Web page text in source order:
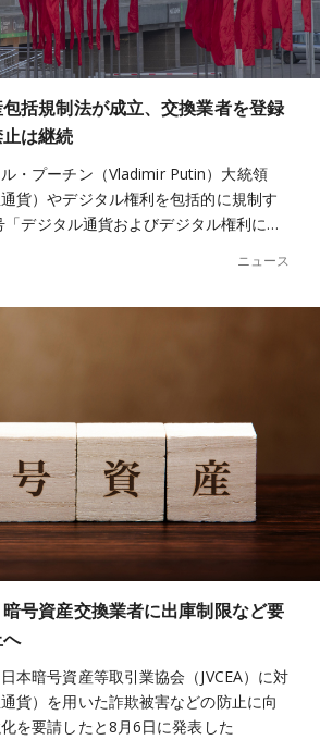
括規制法が成立、交換業者を登録
は継続
・プーチン（Vladimir Putin）大統領
貨）やデジタル権利を包括的に規制す
デジタル通貨およびデジタル権利に…
ニュース
号資産交換業者に出庫制限など要
本暗号資産等取引業協会（JVCEA）に対
貨）を用いた詐欺被害などの防止に向
を要請したと8月6日に発表した